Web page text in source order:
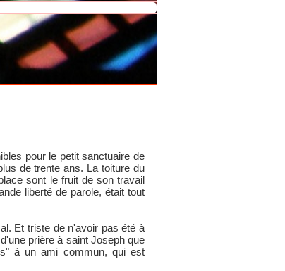
pour le petit sanctuaire de
de trente ans. La toiture du
sont le fruit de son travail
liberté de parole, était tout
Et triste de n'avoir pas été à
prière à saint Joseph que
à un ami commun, qui est